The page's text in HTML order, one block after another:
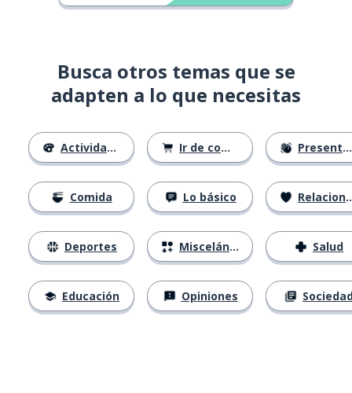
Busca otros temas que se
adapten a lo que necesitas
Actividades
Comida
Deportes
Educación
Ir de compras
Lo básico
Misceláneo
Opiniones
Presentándose
Relaciones
Salud